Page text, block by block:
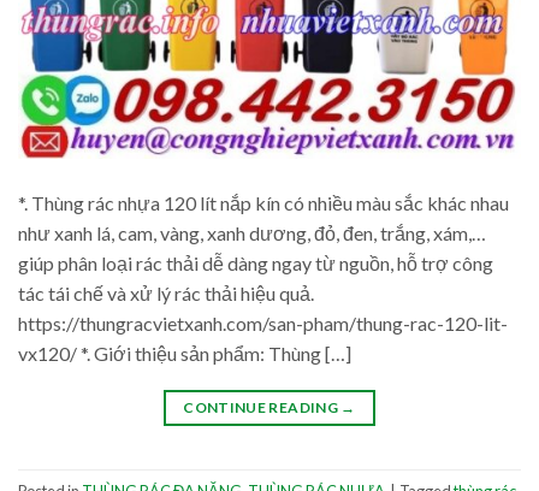
*. Thùng rác nhựa 120 lít nắp kín có nhiều màu sắc khác nhau
như xanh lá, cam, vàng, xanh dương, đỏ, đen, trắng, xám,…
giúp phân loại rác thải dễ dàng ngay từ nguồn, hỗ trợ công
tác tái chế và xử lý rác thải hiệu quả.
https://thungracvietxanh.com/san-pham/thung-rac-120-lit-
vx120/ *. Giới thiệu sản phẩm: Thùng […]
CONTINUE READING →